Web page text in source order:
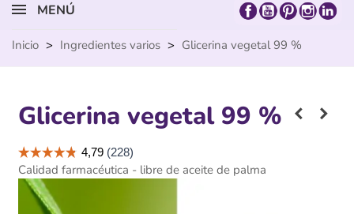
MENÚ
Inicio > Ingredientes varios > Glicerina vegetal 99 %
Glicerina vegetal 99 %
Calidad farmacéutica - libre de aceite de palma